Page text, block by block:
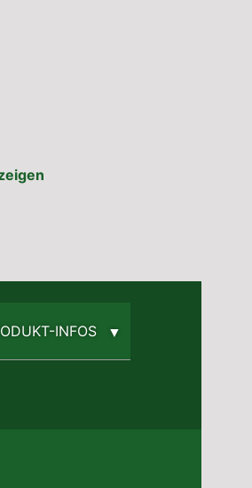
INFOS